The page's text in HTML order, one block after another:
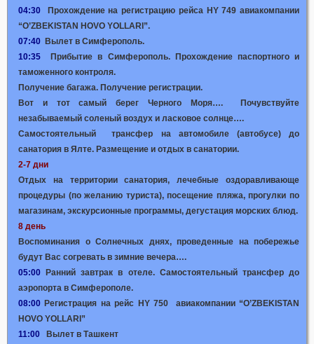
04:30 Прохождение на регистрацию рейса HY 749 авиакомпании
“O’ZBEKISTAN HOVO YOLLARI”.
07:40 Вылет в Симферополь.
10:35 Прибытие в Симферополь. Прохождение паспортного и
таможенного контроля.
Получение багажа. Получение регистрации.
Вот и тот самый берег Черного Моря…. Почувствуйте
незабываемый соленый воздух и ласковое солнце….
Самостоятельный трансфер на автомобиле (автобусе) до
санатория в Ялте. Размещение и отдых в санатории.
2-7 дни
Отдых на территории санатория, лечебные оздоравливающе
процедуры (по желанию туриста), посещение пляжа, прогулки по
магазинам, экскурсионные программы, дегустация морских блюд.
8 день
Воспоминания о Солнечных днях, проведенные на побережье
будут Вас согревать в зимние вечера….
05:00 Ранний завтрак в отеле. Самостоятельный трансфер до
аэропорта в Симферополе.
08:00 Регистрация на рейс HY 750 авиакомпании “O’ZBEKISTAN
HOVO YOLLARI”
11:00 Вылет в Ташкент